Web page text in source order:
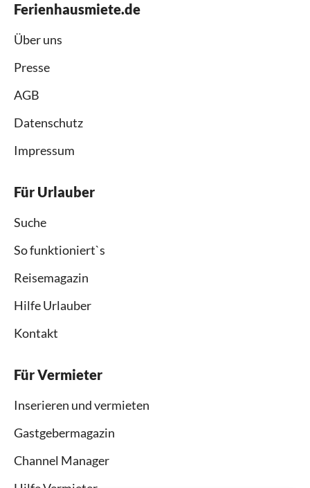
Ferienhausmiete.de
Über uns
Presse
AGB
Datenschutz
Impressum
Für Urlauber
Suche
So funktioniert`s
Reisemagazin
Hilfe Urlauber
Kontakt
Für Vermieter
Inserieren und vermieten
Gastgebermagazin
Channel Manager